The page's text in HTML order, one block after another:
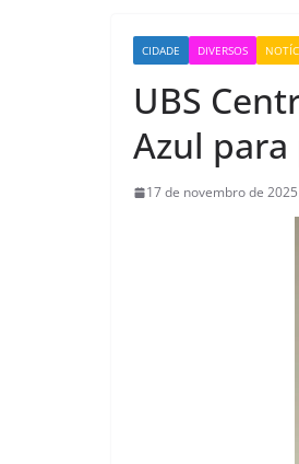
CIDADE DIVERSOS
UBS
Azul
17 de novembro de 2025